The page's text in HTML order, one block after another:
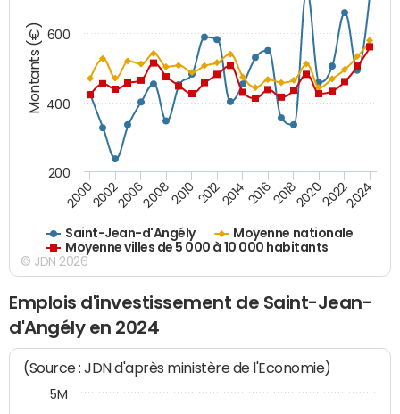
Montants (€)
Saint-Jean-d'Angély
Moyenne nationale
Moyenne villes de 5 000 à 10 000 habitants
20002002200620082010 2012201420162018202020222024
200
400
600
© JDN 2026
Emplois d'investissement de Saint-Jean-
d'Angély en 2024
(Source : JDN d'après ministère de l'Economie)
5M